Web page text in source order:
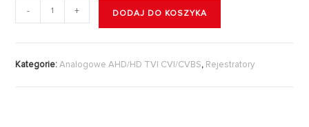
- + DODAJ DO KOSZYKA
Kategorie:Analogowe AHD/HD TVI CVI/CVBS, Rejestratory